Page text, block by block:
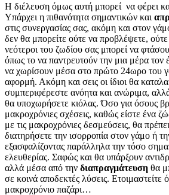
Η διέλευση όμως αυτή μπορεί να φέρει
Υπάρχει η πιθανότητα σημαντικών και
στις συνεργασίας σας, ακόμη και στον
δεν θα μπορείτε ούτε να προβλέψετε,
νεότεροι του ζωδίου σας μπορεί να
όπως το να παντρευτούν την μια μέρα τον
να χωρίσουν μέσα στο πρώτο 24ωρο του
αφορμή. Ακόμη και σεις οι ίδιοι θα
συμπεριφέρεστε ανόητα και ανώριμα,
θα υποχωρήσετε κιόλας. Όσο για όσους
μακροχρόνιες σχέσεις, καθώς είστε ένα
με τις μακροχρόνιες δεσμεύσεις, θα
διατηρήσετε την ισορροπία στον γάμο ή
εξασφαλίζοντας παράλληλα την τόσο
ελευθερίας. Σαφώς και θα υπάρξουν
αλλά μέσα από την διαπραγμάτευση θα
σε κοινά αποδεκτές λύσεις. Ετοιμαστείτε
μακροχρόνιο παζάρι…